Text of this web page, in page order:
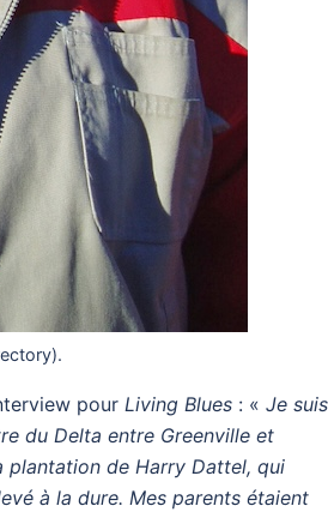
pour Living Blues : « Je
du Delta entre Greenville et
plantation de Harry Dattel, qui
à la dure. Mes parents étaient